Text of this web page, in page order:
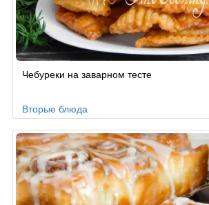
Чебуреки на заварном тесте
Вторые блюда